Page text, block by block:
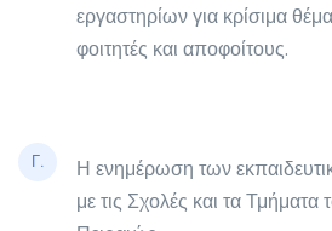
εργαστηρίων για κρίσιμα
φοιτητές και αποφοίτους.
Γ.
Η ενημέρωση των
με τις Σχολές και τα Τμήματα